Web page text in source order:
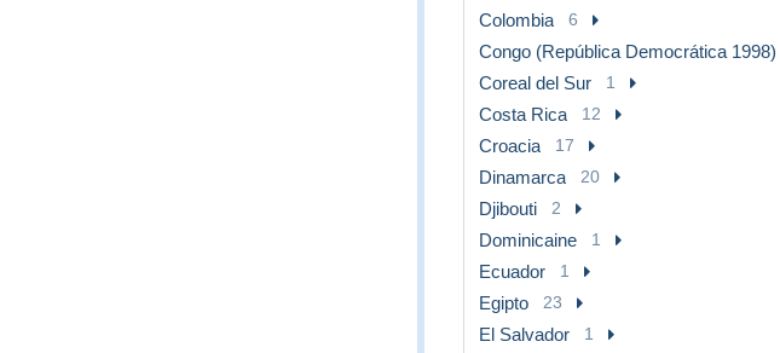
Colombia 6
Congo (República Democrática 1998)
Coreal del Sur 1
Costa Rica 12
Croacia 17
Dinamarca 20
Djibouti 2
Dominicaine 1
Ecuador 1
Egipto 23
El Salvador 1